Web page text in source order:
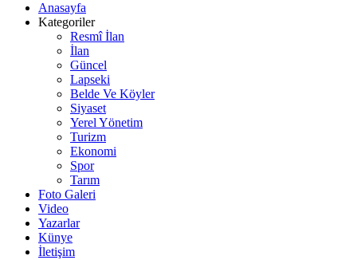
Anasayfa
Kategoriler
Resmî İlan
İlan
Güncel
Lapseki
Belde Ve Köyler
Siyaset
Yerel Yönetim
Turizm
Ekonomi
Spor
Tarım
Foto Galeri
Video
Yazarlar
Künye
İletişim